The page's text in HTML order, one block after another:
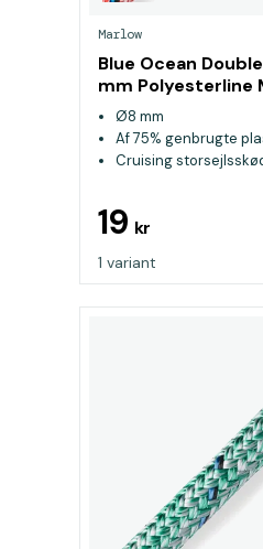
Marlow
Blue Ocean
mm Polyesterline
Rød
Ø8 mm
Af 75% genbrugte
Cruising
19 kr
1 variant